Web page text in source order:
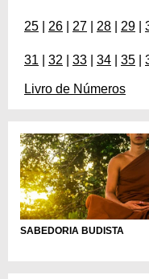
25 26 27 28 29
31 32 33 34 35
Livro de Números
SABEDORIA BUDISTA